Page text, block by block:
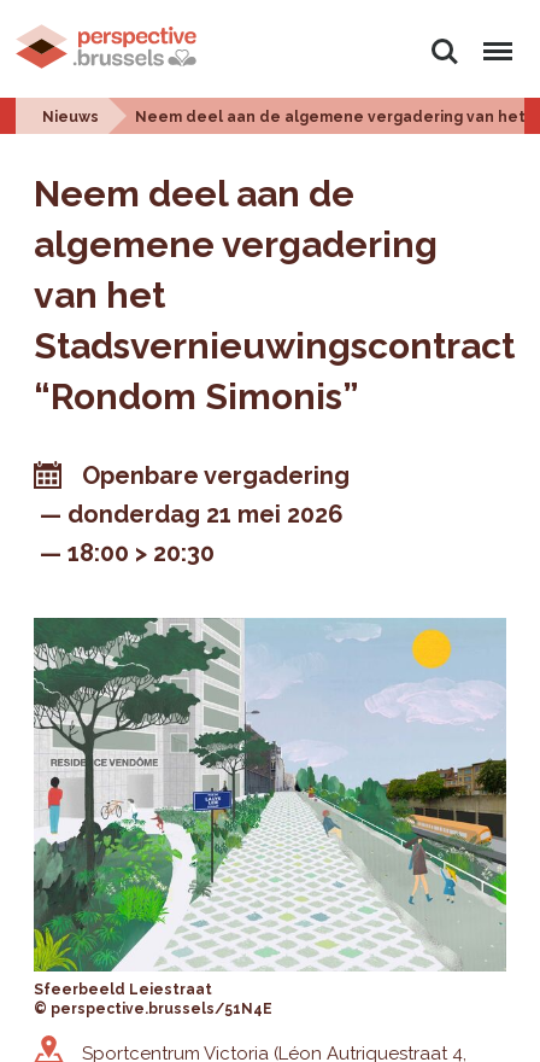
Zoeken Menu
Nieuws Neem deel aan de algemene vergadering van het
Neem deel aan de
algemene vergadering
van het
Stadsvernieuwingscontract
“Rondom Simonis”
Openbare vergadering
donderdag 21 mei 2026
18:00 > 20:30
Sfeerbeeld Leiestraat
© perspective.brussels/51N4E
Sportcentrum Victoria (Léon Autriquestraat 4,